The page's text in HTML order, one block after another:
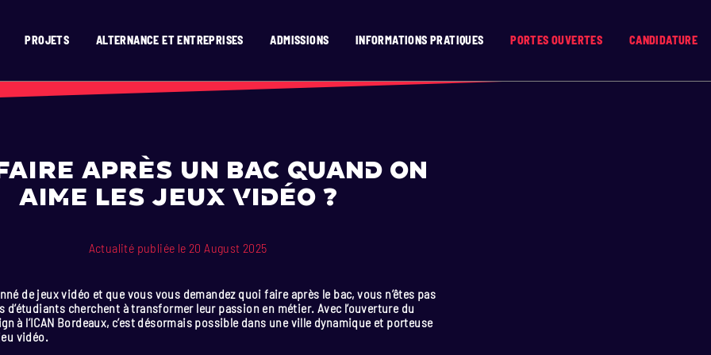
PROJETS ALTERNANCE ET ENTREPRISES ADMISSIONS INFORMATIONS PRATIQUES PORTES OUVERTES CANDIDATURE
?
(HORS UE)
STUDENTS
TEMPS RÉEL
2D / 3D EN 15 MOIS
TEMPS RÉEL
2D
après un bac quand on
aime les jeux vidéo ?
Actualité publiée le 20 August 2025
de jeux vidéo et que vous vous demandez quoi faire après le bac, vous n’êtes pas
d’étudiants cherchent à transformer leur passion en métier. Avec l’ouverture du
à l’ICAN Bordeaux, c’est désormais possible dans une ville dynamique et porteuse
vidéo.